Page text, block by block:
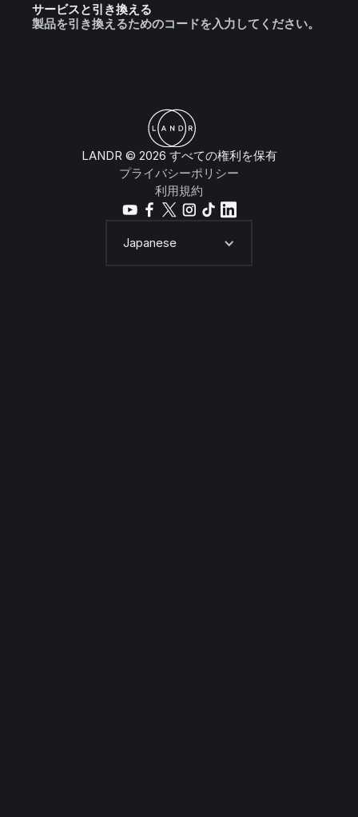
サービスと引き換える
製品を引き換えるためのコードを入力してください。
LANDR © 2026 すべての権利を保有
プライバシーポリシー
利用規約
Japanese